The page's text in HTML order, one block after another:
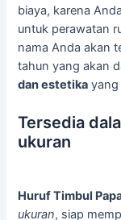
biaya, karena
untuk perawatan
nama Anda akan
tahun yang akan
dan estetika yang
Tersedia
ukuran
Huruf Timbul
ukuran, siap